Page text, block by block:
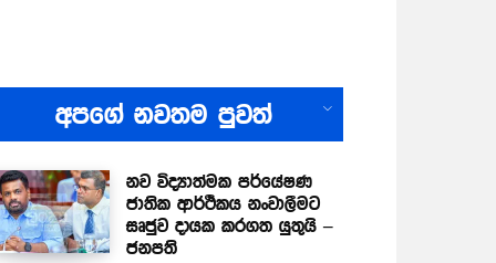
අපගේ නවතම පුවත්
නව විද්‍යාත්මක පර්යේෂණ
ජාතික ආර්ථිකය නංවාලීමට
සෘජුව දායක කරගත යුතුයි –
ජනපති